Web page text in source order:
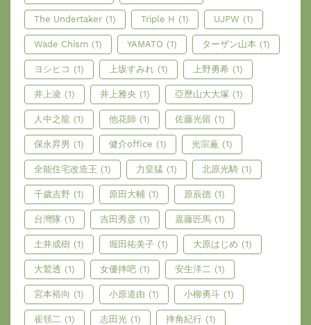
The Undertaker (1) Triple H (1) UJPW (1)
Wade Chism (1) YAMATO (1) ターザン山本 (1)
ヨシヒコ (1) 上坂すみれ (1) 上野勇希 (1)
井上凌 (1) 井上雅央 (1) 亞歷山大大塚 (1)
人中之龍 (1) 他花師 (1) 佐藤光留 (1)
保永昇男 (1) 健介office (1) 光宗薫 (1)
全能住宅改造王 (1) 力皇猛 (1) 北原光騎 (1)
千歲吉野 (1) 原田大輔 (1) 原辰德 (1)
台灣隊 (1) 吉田秀彦 (1) 嘉藤匠馬 (1)
土井成樹 (1) 堀田祐美子 (1) 大原はじめ (1)
大鷲透 (1) 女優摔吧 (1) 安生洋二 (1)
宮本裕向 (1) 小原道由 (1) 小柳勇斗 (1)
崔領二 (1) 志田光 (1) 摔角紀行 (1)